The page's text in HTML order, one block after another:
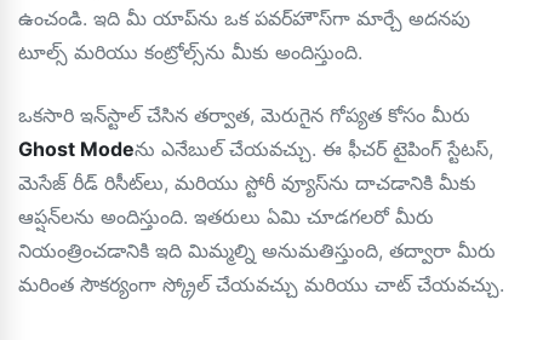
ఉంచండి. ఇది మీ యాప్‌ను ఒక పవర్‌హౌస్‌గా మార్చే అదనపు
టూల్స్ మరియు కంట్రోల్స్‌ను మీకు అందిస్తుంది.
ఒకసారి ఇన్‌స్టాల్ చేసిన తర్వాత, మెరుగైన గోప్యత కోసం మీరు
Ghost Modeను ఎనేబుల్ చేయవచ్చు. ఈ ఫీచర్ టైపింగ్ స్టేటస్,
మెసేజ్ రీడ్ రిసీట్‌లు, మరియు స్టోరీ వ్యూస్‌ను దాచడానికి మీకు
ఆప్షన్‌లను అందిస్తుంది. ఇతరులు ఏమి చూడగలరో మీరు
నియంత్రించడానికి ఇది మిమ్మల్ని అనుమతిస్తుంది, తద్వారా మీరు
మరింత సౌకర్యంగా స్క్రోల్ చేయవచ్చు మరియు చాట్ చేయవచ్చు.